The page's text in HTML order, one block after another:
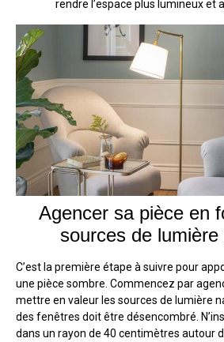
rendre l’espace plus lumineux et
Agencer sa pièce en
sources de lumière
C’est la première étape à suivre pour
une pièce sombre. Commencez par
mettre en valeur les sources de lumière
des fenêtres doit être désencombré.
dans un rayon de 40 centimètres autour